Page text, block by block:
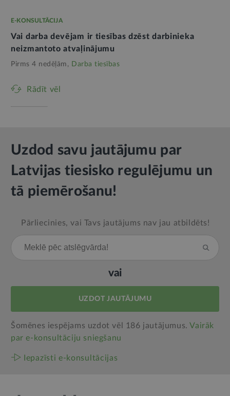
E-KONSULTĀCIJA
Vai darba devējam ir tiesības dzēst darbinieka
neizmantoto atvaļinājumu
Pirms 4 nedēļām, Darba tiesības
Rādīt vēl
Uzdod savu jautājumu par
Latvijas tiesisko regulējumu un
tā piemērošanu!
Pārliecinies, vai Tavs jautājums nav jau atbildēts!
vai
UZDOT JAUTĀJUMU
Šomēnes iespējams uzdot vēl 186 jautājumus.Vairāk
par e‑konsultāciju sniegšanu
Iepazīsti e-konsultācijas